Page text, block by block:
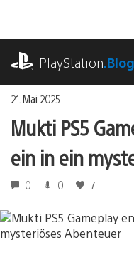
springen
PlayStation.Blog
21. Mai 2025
Mukti PS5
ein in ein
0 0 7